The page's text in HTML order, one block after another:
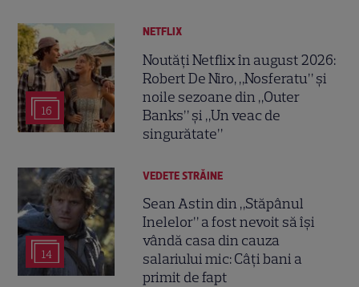
16
NETFLIX
Noutăți Netflix în august 2026:
Robert De Niro, „Nosferatu” și
noile sezoane din „Outer
Banks” și „Un veac de
singurătate”
14
VEDETE STRĂINE
Sean Astin din „Stăpânul
Inelelor” a fost nevoit să își
vândă casa din cauza
salariului mic: Câți bani a
primit de fapt